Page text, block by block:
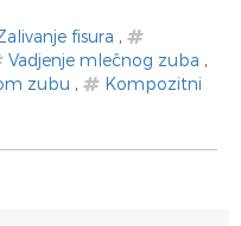
fisura ,
Vadjenje mlečnog zuba ,
zubu ,
Kompozitni